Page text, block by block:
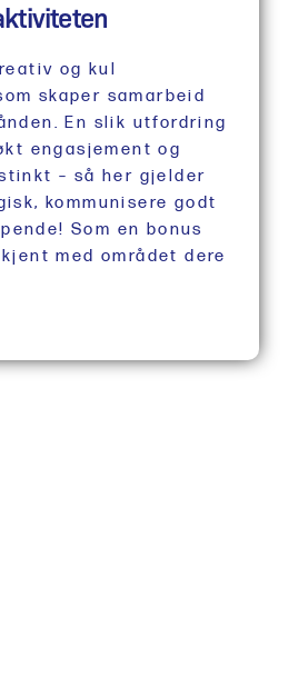
og kul
skaper samarbeid
En slik utfordring
engasjement og
– så her gjelder
kommunisere godt
Som en bonus
med området dere